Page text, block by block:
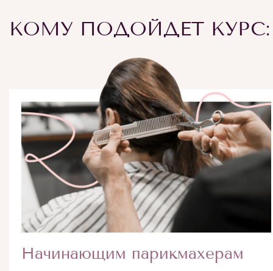
КОМУ ПОДОЙДЕТ КУРС:
Начинающим парикмахерам